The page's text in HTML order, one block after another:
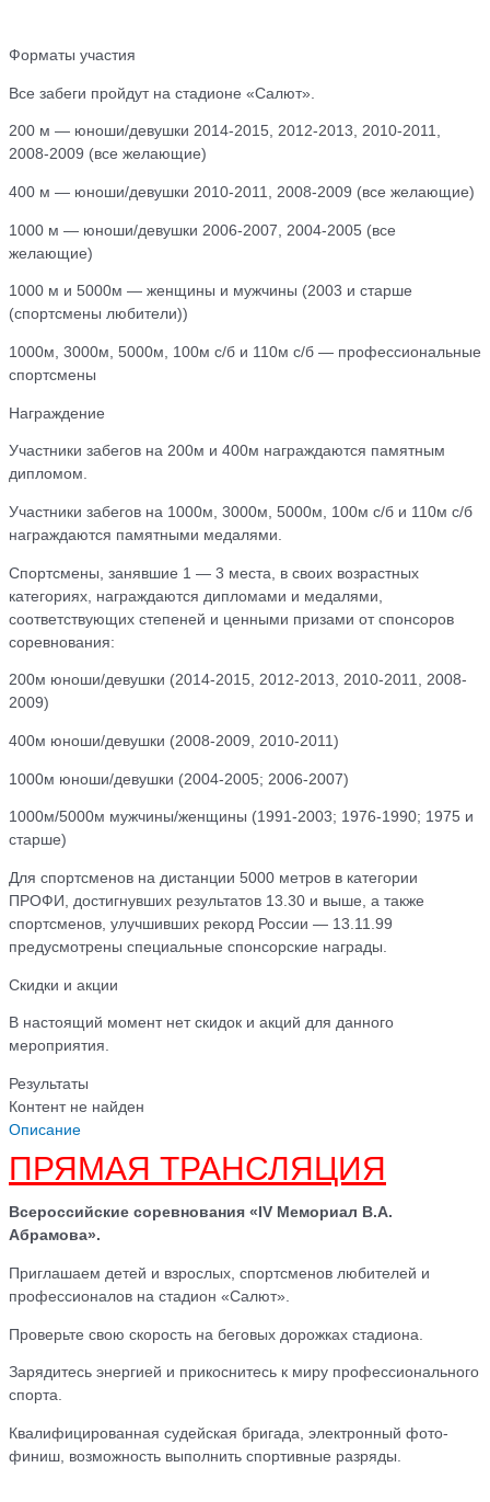
Форматы участия
Все забеги пройдут на стадионе «Салют».
200 м — юноши/девушки 2014-2015, 2012-2013, 2010-2011,
2008-2009 (все желающие)
400 м — юноши/девушки 2010-2011, 2008-2009 (все желающие)
1000 м — юноши/девушки 2006-2007, 2004-2005 (все
желающие)
1000 м и 5000м — женщины и мужчины (2003 и старше
(спортсмены любители))
1000м, 3000м, 5000м, 100м с/б и 110м с/б — профессиональные
спортсмены
Награждение
Участники забегов на 200м и 400м награждаются памятным
дипломом.
Участники забегов на 1000м, 3000м, 5000м, 100м с/б и 110м с/б
награждаются памятными медалями.
Спортсмены, занявшие 1 — 3 места, в своих возрастных
категориях, награждаются дипломами и медалями,
соответствующих степеней и ценными призами от спонсоров
соревнования:
200м юноши/девушки (2014-2015, 2012-2013, 2010-2011, 2008-
2009)
400м юноши/девушки (2008-2009, 2010-2011)
1000м юноши/девушки (2004-2005; 2006-2007)
1000м/5000м мужчины/женщины (1991-2003; 1976-1990; 1975 и
старше)
Для спортсменов на дистанции 5000 метров в категории
ПРОФИ, достигнувших результатов 13.30 и выше, а также
спортсменов, улучшивших рекорд России — 13.11.99
предусмотрены специальные спонсорские награды.
Скидки и акции
В настоящий момент нет скидок и акций для данного
мероприятия.
Результаты
Контент не найден
Описание
ПРЯМАЯ ТРАНСЛЯЦИЯ
Всероссийские соревнования « IV Мемориал В.А.
Абрамова».
Приглашаем детей и взрослых, спортсменов любителей и
профессионалов на стадион «Салют».
Проверьте свою скорость на беговых дорожках стадиона.
Зарядитесь энергией и прикоснитесь к миру профессионального
спорта.
Квалифицированная судейская бригада, электронный фото-
финиш, возможность выполнить спортивные разряды.